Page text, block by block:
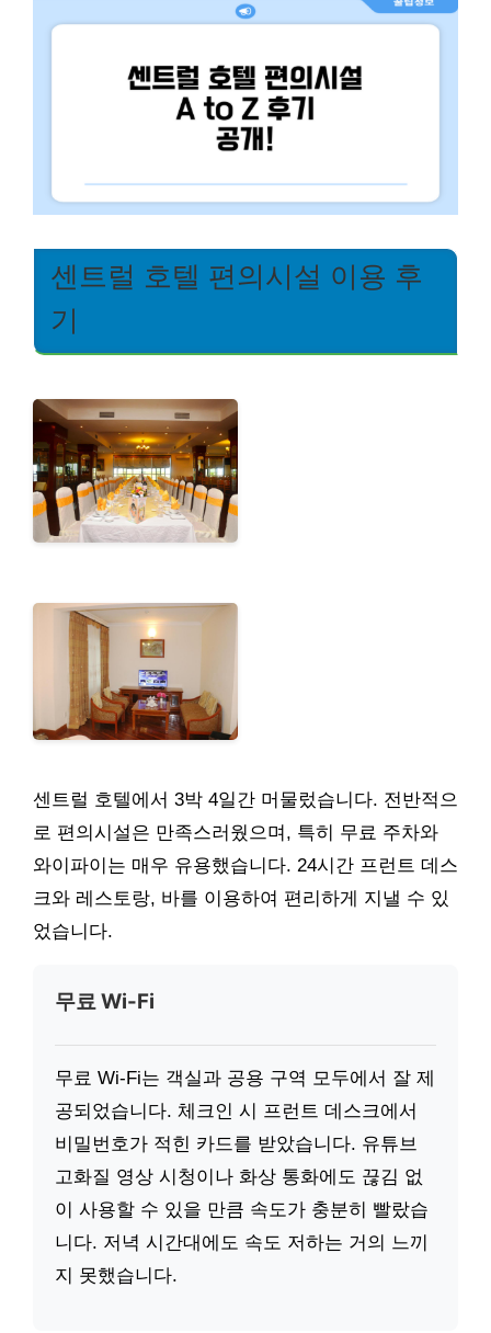
센트럴 호텔 편의시설 이용 후
기
센트럴 호텔에서 3박 4일간 머물렀습니다. 전반적으
로 편의시설은 만족스러웠으며, 특히 무료 주차와
와이파이는 매우 유용했습니다. 24시간 프런트 데스
크와 레스토랑, 바를 이용하여 편리하게 지낼 수 있
었습니다.
무료 Wi-Fi
무료 Wi-Fi는 객실과 공용 구역 모두에서 잘 제
공되었습니다. 체크인 시 프런트 데스크에서
비밀번호가 적힌 카드를 받았습니다. 유튜브
고화질 영상 시청이나 화상 통화에도 끊김 없
이 사용할 수 있을 만큼 속도가 충분히 빨랐습
니다. 저녁 시간대에도 속도 저하는 거의 느끼
지 못했습니다.